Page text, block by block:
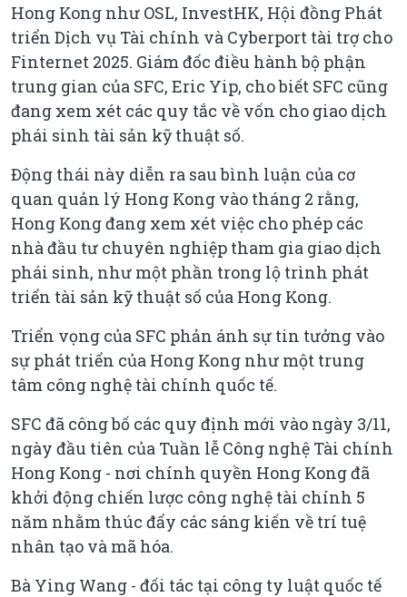
Hong Kong như OSL, InvestHK, Hội đồng Phát
triển Dịch vụ Tài chính và Cyberport tài trợ cho
Finternet 2025. Giám đốc điều hành bộ phận
trung gian của SFC, Eric Yip, cho biết SFC cũng
đang xem xét các quy tắc về vốn cho giao dịch
phái sinh tài sản kỹ thuật số.
Động thái này diễn ra sau bình luận của cơ
quan quản lý Hong Kong vào tháng 2 rằng,
Hong Kong đang xem xét việc cho phép các
nhà đầu tư chuyên nghiệp tham gia giao dịch
phái sinh, như một phần trong lộ trình phát
triển tài sản kỹ thuật số của Hong Kong.
Triển vọng của SFC phản ánh sự tin tưởng vào
sự phát triển của Hong Kong như một trung
tâm công nghệ tài chính quốc tế.
SFC đã công bố các quy định mới vào ngày 3/11,
ngày đầu tiên của Tuần lễ Công nghệ Tài chính
Hong Kong - nơi chính quyền Hong Kong đã
khởi động chiến lược công nghệ tài chính 5
năm nhằm thúc đẩy các sáng kiến về trí tuệ
nhân tạo và mã hóa.
Bà Ying Wang - đối tác tại công ty luật quốc tế